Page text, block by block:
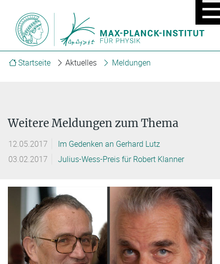
MENÜ
EIN/
Startseite Aktuelles Meldungen
Weitere Meldungen zum Thema
12.05.2017
Im Gedenken an Gerhard Lutz
03.02.2017
Julius-Wess-Preis für Robert Klanner